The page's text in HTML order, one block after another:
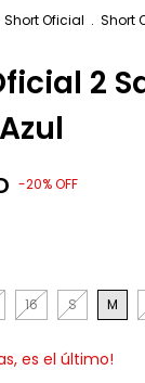
Short Oficial . Short
2
-20%OFF
16 S M
es el último!